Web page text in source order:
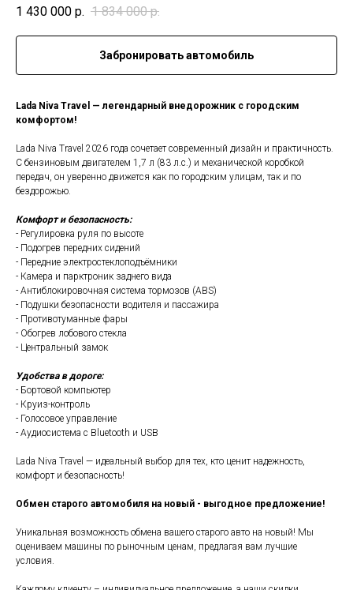
1 430 000 р. 1 834 000 р.
Забронировать автомобиль
Lada Niva Travel — легендарный внедорожник с городским
комфортом!
Lada Niva Travel 2026 года сочетает современный дизайн и практичность.
С бензиновым двигателем 1,7 л (83 л.с.) и механической коробкой
передач, он уверенно движется как по городским улицам, так и по
бездорожью.
Комфорт и безопасность:
- Регулировка руля по высоте
- Подогрев передних сидений
- Передние электростеклоподъёмники
- Камера и парктроник заднего вида
- Антиблокировочная система тормозов (ABS)
- Подушки безопасности водителя и пассажира
- Противотуманные фары
- Обогрев лобового стекла
- Центральный замок
Удобства в дороге:
- Бортовой компьютер
- Круиз-контроль
- Голосовое управление
- Аудиосистема с Bluetooth и USB
Lada Niva Travel — идеальный выбор для тех, кто ценит надежность,
комфорт и безопасность!
Обмен старого автомобиля на новый - выгодное предложение!
Уникальная возможность обмена вашего старого авто на новый! Мы
оцениваем машины по рыночным ценам, предлагая вам лучшие
условия.